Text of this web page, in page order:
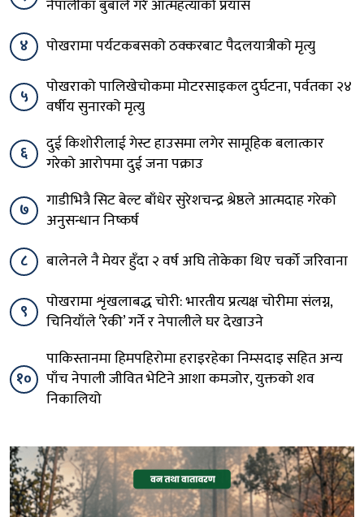
नेपालीका बुबाले गरे आत्महत्याको प्रयास
४
पोखरामा पर्यटकबसको ठक्करबाट पैदलयात्रीको मृत्यु
५
पोखराको पालिखेचोकमा मोटरसाइकल दुर्घटना, पर्वतका २४
वर्षीय सुनारको मृत्यु
६
दुई किशोरीलाई गेस्ट हाउसमा लगेर सामूहिक बलात्कार
गरेको आरोपमा दुई जना पक्राउ
७
गाडीभित्रै सिट बेल्ट बाँधेर सुरेशचन्द्र श्रेष्ठले आत्मदाह गरेको
अनुसन्धान निष्कर्ष
८
बालेनले नै मेयर हुँदा २ वर्ष अघि तोकेका थिए चर्को जरिवाना
९
पोखरामा शृंखलाबद्ध चोरी: भारतीय प्रत्यक्ष चोरीमा संलग्न,
चिनियाँले ‘रेकी’ गर्ने र नेपालीले घर देखाउने
१०
पाकिस्तानमा हिमपहिरोमा हराइरहेका निम्सदाइ सहित अन्य
पाँच नेपाली जीवित भेटिने आशा कमजोर, युक्तको शव
निकालियो